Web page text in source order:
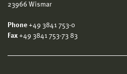
23966 Wismar
Phone +49 3841 753-0
Fax +49 3841 753-73 83